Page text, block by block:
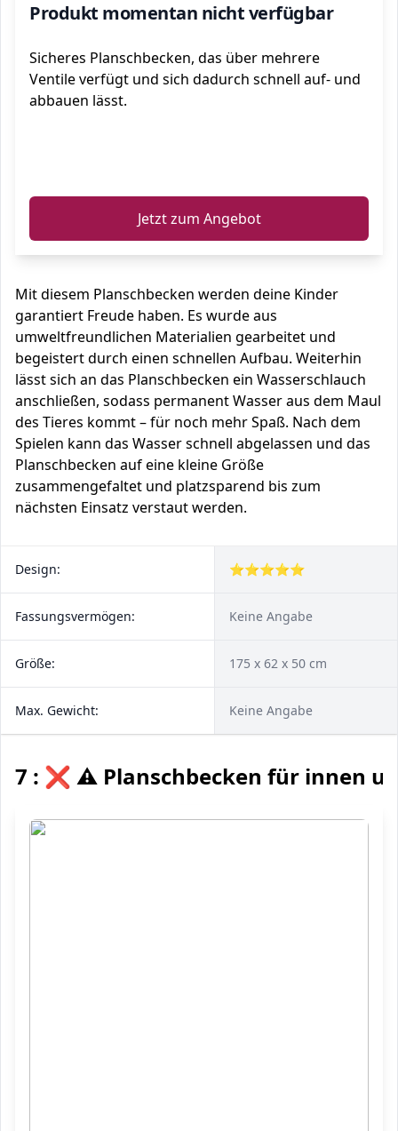
Produkt momentan nicht verfügbar
Sicheres Planschbecken, das über mehrere
Ventile verfügt und sich dadurch schnell auf- und
abbauen lässt.
Jetzt zum Angebot
Mit diesem Planschbecken werden deine Kinder
garantiert Freude haben. Es wurde aus
umweltfreundlichen Materialien gearbeitet und
begeistert durch einen schnellen Aufbau. Weiterhin
lässt sich an das Planschbecken ein Wasserschlauch
anschließen, sodass permanent Wasser aus dem Maul
des Tieres kommt – für noch mehr Spaß. Nach dem
Spielen kann das Wasser schnell abgelassen und das
Planschbecken auf eine kleine Größe
zusammengefaltet und platzsparend bis zum
nächsten Einsatz verstaut werden.
Design: ⭐⭐⭐⭐⭐
Fassungsvermögen: Keine Angabe
Größe: 175 x 62 x 50 cm
Max. Gewicht: Keine Angabe
7 : ❌ ⚠️ Planschbecken für innen